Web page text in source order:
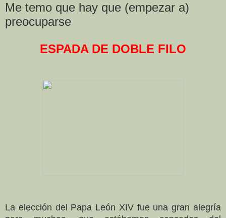
Me temo que hay que (empezar a)
preocuparse
ESPADA DE DOBLE FILO
La elección del Papa León XIV fue una gran alegría